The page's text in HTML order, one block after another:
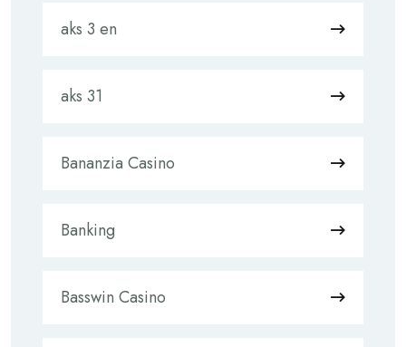
aks 3 en
aks 31
Bananzia Casino
Banking
Basswin Casino